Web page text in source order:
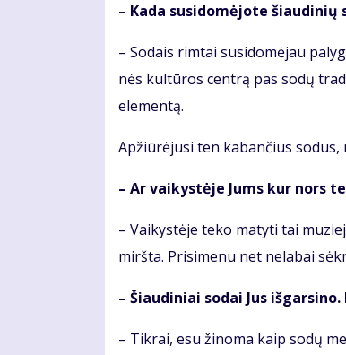
– Ka­da su­si­do­mė­jo­te šiau­di­nių
– So­dais rim­tai su­si­do­mė­jau
nės kul­tū­ros cen­trą pas so­dų
ele­men­tą.
Ap­žiū­rė­ju­si ten ka­ban­čius
– Ar vai­kys­tė­je Jums kur nors
– Vai­kys­tė­je te­ko ma­ty­ti tai
mirš­ta. Pri­si­me­nu net ne­la­bai
– Šiau­di­niai so­dai Jus
– Tik­rai, esu ži­no­ma kaip so­dų